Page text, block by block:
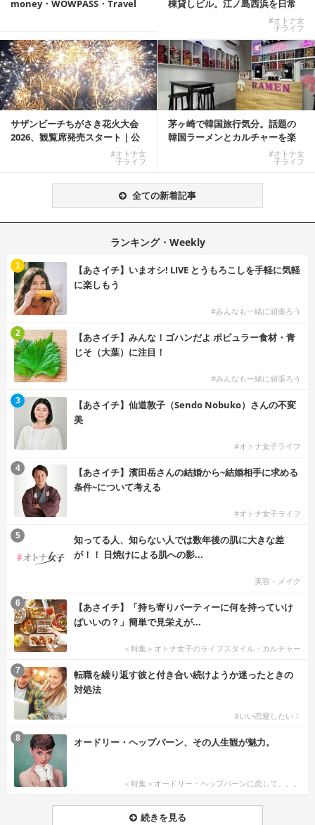
money・WOWPASS・Travel
棟貸しビル。江ノ島西浜を日常
#オトナ女
子ライフ
サザンビーチちがさき花火大会
2026、観覧席発売スタート｜公
#オトナ女
子ライフ
茅ヶ崎で韓国旅行気分。話題の
韓国ラーメンとカルチャーを楽
#オトナ女
子ライフ
全ての新着記事
ランキング・Weekly
【あさイチ】いまオシ! LIVE とうもろこしを手軽に気軽
に楽しもう
#みんなも一緒に頑張ろう
1
【あさイチ】みんな！ゴハンだよ ポピュラー食材・青
じそ（大葉）に注目！
#みんなも一緒に頑張ろう
2
【あさイチ】仙道敦子（Sendo Nobuko）さんの不変
美
#オトナ女子ライフ
3
【あさイチ】濱田岳さんの結婚から~結婚相手に求める
条件~について考える
#オトナ女子ライフ
4
知ってる人、知らない人では数年後の肌に大きな差
が！！ 日焼けによる肌への影...
美容・メイク
5
【あさイチ】「持ち寄りパーティーに何を持っていけ
ばいいの？」簡単で見栄えが...
＜特集＞オトナ女子のライフスタイル・カルチャー
6
転職を繰り返す彼と付き合い続けようか迷ったときの
対処法
#いい恋愛したい！
7
オードリー・ヘップバーン、その人生観が魅力。
＜特集＞オードリー・ヘップバーンに恋して。。。
8
続きを見る